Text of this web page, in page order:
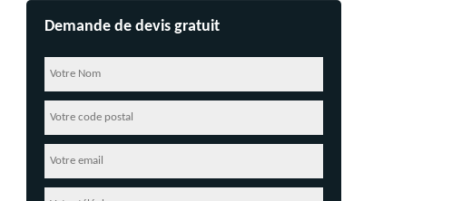
Demande de devis gratuit